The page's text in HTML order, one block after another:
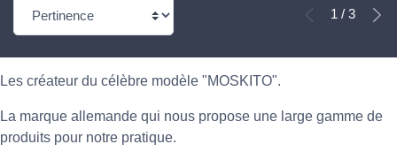
1 / 3
Les créateur du célèbre modèle "MOSKITO".
La marque allemande qui nous propose une large gamme de
produits pour notre pratique.